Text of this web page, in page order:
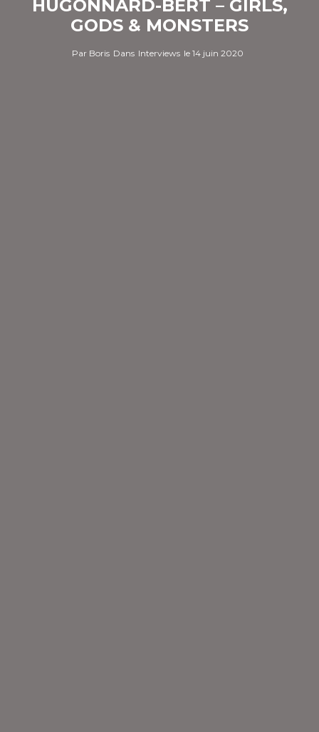
HUGONNARD-BERT – GIRLS,
GODS & MONSTERS
Par Boris Dans Interviews le 14 juin 2020